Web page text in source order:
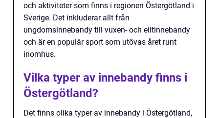
och aktiviteter som finns i regionen Östergötland i
Sverige. Det inkluderar allt från
ungdomsinnebandy till vuxen- och elitinnebandy
och är en populär sport som utövas året runt
inomhus.
Vilka typer av innebandy finns i
Östergötland?
Det finns olika typer av innebandy i Östergötland,